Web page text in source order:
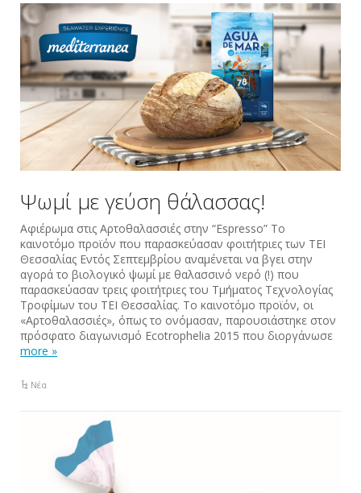
Ψωμί με γεύση θάλασσας!
Αφιέρωμα στις Αρτοθαλασσιές στην “Εspresso” Το
καινοτόμο προϊόν που παρασκεύασαν φοιτήτριες των ΤΕΙ
Θεσσαλίας Εντός Σεπτεμβρίου αναμένεται να βγει στην
αγορά το βιολογικό ψωμί με θαλασσινό νερό (!) που
παρασκεύασαν τρεις φοιτήτριες του Τμήματος Τεχνολογίας
Τροφίμων του ΤΕΙ Θεσσαλίας. Το καινοτόμο προϊόν, οι
«Aρτοθαλασσιές», όπως το ονόμασαν, παρουσιάστηκε στον
πρόσφατο διαγωνισμό Ecotrophelia 2015 που διοργάνωσε
more »
Νέα